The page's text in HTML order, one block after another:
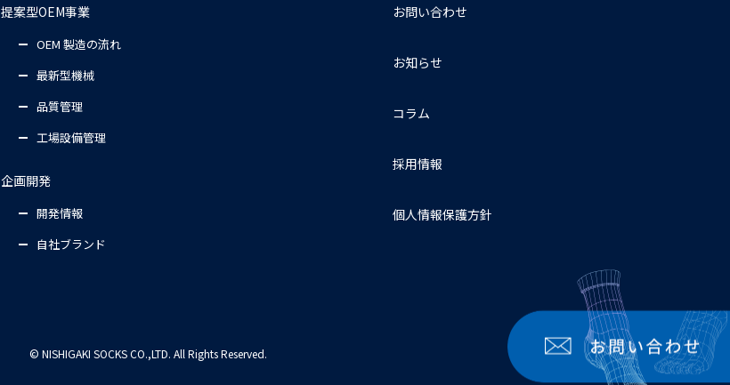
提案型OEM事業
OEM 製造の流れ
最新型機械
品質管理
工場設備管理
企画開発
開発情報
自社ブランド
お問い合わせ
お知らせ
コラム
採用情報
個人情報保護方針
© NISHIGAKI SOCKS CO.,LTD. All Rights Reserved.